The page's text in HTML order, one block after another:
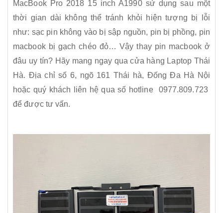
MacBook Pro 2018 15 inch A1990 sử dụng sau một
thời gian dài không thể tránh khỏi hiện tượng bị lỗi
như: sạc pin không vào bị sập nguồn, pin bị phồng, pin
macbook bị gạch chéo đỏ… Vậy thay pin macbook ở
đâu uy tín? Hãy mang ngay qua cửa hàng Laptop Thái
Hà. Địa chỉ số 6, ngõ 161 Thái hà, Đống Đa Hà Nội
hoặc quý khách liên hệ qua số hotline 0977.809.723
để được tư vấn.